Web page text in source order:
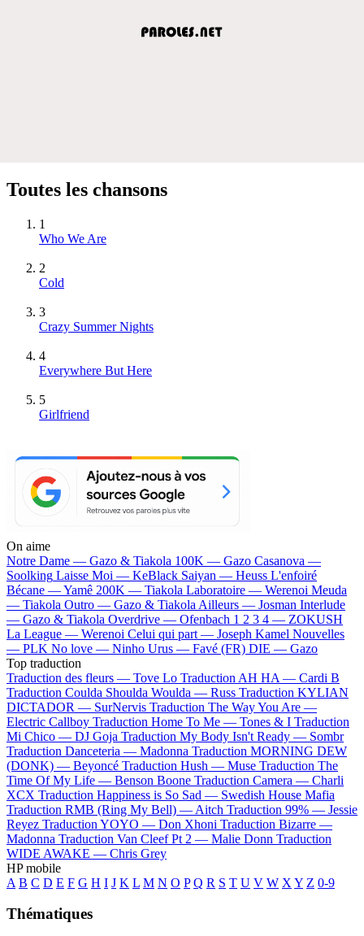
Toutes les chansons
1
Who We Are
2
Cold
3
Crazy Summer Nights
4
Everywhere But Here
5
Girlfriend
On aime
Notre Dame — Gazo & Tiakola 100K — Gazo Casanova —
Soolking Laisse Moi — KeBlack Saiyan — Heuss L'enfoiré
Bécane —Yamê 200K — Tiakola Laboratoire — Werenoi Meuda
— Tiakola Outro — Gazo & Tiakola Ailleurs — Josman Interlude
— Gazo & Tiakola Overdrive — Ofenbach 1 2 3 4 — ZOKUSH
La League — Werenoi Celui qui part — Joseph Kamel Nouvelles
— PLK No love — Ninho Urus — Favé (FR) DIE — Gazo
Top traduction
Traduction des fleurs — Tove Lo Traduction AH HA — Cardi B
Traduction Coulda Shoulda Woulda — Russ Traduction KYLIAN
DICTADOR — SurNervis Traduction The Way You Are —
Electric Callboy Traduction Home To Me — Tones & I Traduction
Mi Chico — DJ Goja Traduction My Body Isn't Ready — Sombr
Traduction Danceteria — Madonna Traduction MORNING DEW
(DONK) — Beyoncé Traduction Hush — Muse Traduction The
Time Of My Life — Benson Boone Traduction Camera — Charli
XCX Traduction Happiness is So Sad — Swedish House Mafia
Traduction RMB (Ring My Bell) — Aitch Traduction 99% — Jessie
Reyez Traduction YOYO — Don Xhoni Traduction Bizarre —
Madonna Traduction Van Cleef Pt 2 — Malie Donn Traduction
WIDE AWAKE — Chris Grey
HP mobile
A B C D E F G H I J K L M N O P Q R S T U V W X Y Z 0-9
Thématiques